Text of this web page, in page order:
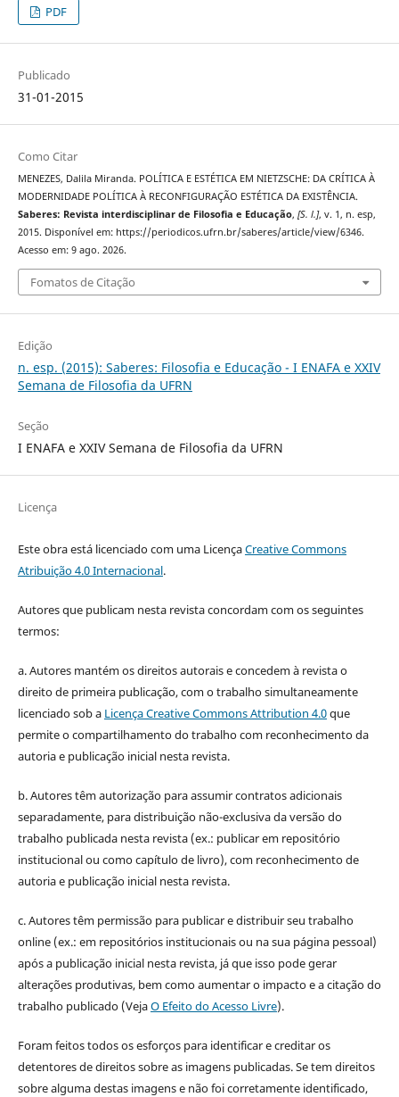
PDF
Publicado
31-01-2015
Como Citar
MENEZES, Dalila Miranda. POLÍTICA E ESTÉTICA EM NIETZSCHE: DA CRÍTICA À
MODERNIDADE POLÍTICA À RECONFIGURAÇÃO ESTÉTICA DA EXISTÊNCIA.
Saberes: Revista interdisciplinar de Filosofia e Educação, [S. l.], v. 1, n. esp,
2015. Disponível em: https://periodicos.ufrn.br/saberes/article/view/6346.
Acesso em: 9 ago. 2026.
Fomatos de Citação
Edição
n. esp. (2015): Saberes: Filosofia e Educação - I ENAFA e XXIV
Semana de Filosofia da UFRN
Seção
I ENAFA e XXIV Semana de Filosofia da UFRN
Licença
Este obra está licenciado com uma LicençaCreative Commons
Atribuição 4.0 Internacional.
Autores que publicam nesta revista concordam com os seguintes
termos:
a. Autores mantém os direitos autorais e concedem à revista o
direito de primeira publicação, com o trabalho simultaneamente
licenciado sob a Licença Creative Commons Attribution 4.0que
permite o compartilhamento do trabalho com reconhecimento da
autoria e publicação inicial nesta revista.
b. Autores têm autorização para assumir contratos adicionais
separadamente, para distribuição não-exclusiva da versão do
trabalho publicada nesta revista (ex.: publicar em repositório
institucional ou como capítulo de livro), com reconhecimento de
autoria e publicação inicial nesta revista.
c. Autores têm permissão para publicar e distribuir seu trabalho
online (ex.: em repositórios institucionais ou na sua página pessoal)
após a publicação inicial nesta revista, já que isso pode gerar
alterações produtivas, bem como aumentar o impacto e a citação do
trabalho publicado (VejaO Efeito do Acesso Livre).
Foram feitos todos os esforços para identificar e creditar os
detentores de direitos sobre as imagens publicadas. Se tem direitos
sobre alguma destas imagens e não foi corretamente identificado,